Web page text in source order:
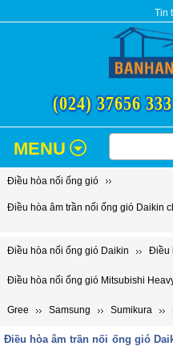
Tin
(024) 37656
MENU
Điều hòa nối ống gió
Điều hòa âm trần nối ống gió Daikin
Điều hòa nối ống gió Daikin Điều
Điều hòa nối ống gió Mitsubishi
Gree Samsung Sumikura
Điều hòa âm trần nối ống gió